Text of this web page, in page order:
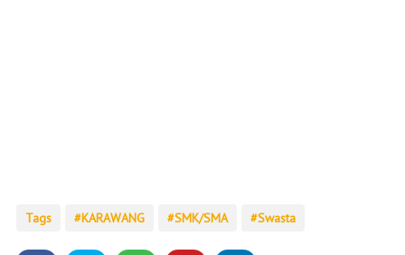
Tags KARAWANG SMK/SMA Swasta